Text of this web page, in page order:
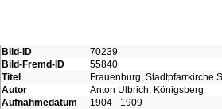
Bild-ID
70239
Bild-Fremd-ID
55840
Titel
Frauenburg, Stadtpfarrkirche
Autor
Anton Ulbrich, Königsberg
Aufnahmedatum
1904 - 1909